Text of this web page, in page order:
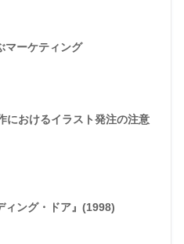
マーケティング
におけるイラスト発注の注意
ィング・ドア』(1998)